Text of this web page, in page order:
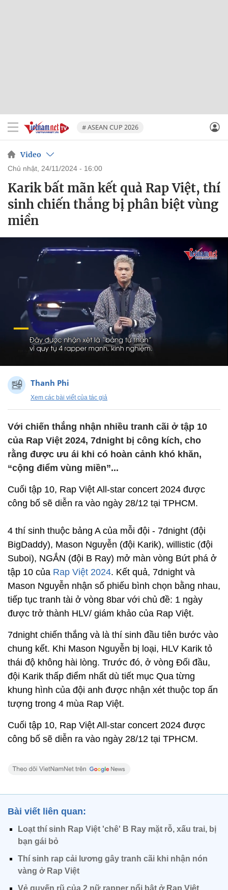
# ASEAN CUP 2026
Video
chủ nhật, 24/11/2024 - 16:00
Karik bất mãn kết quả Rap Việt, thí
sinh chiến thắng bị phân biệt vùng
miền
Thanh Phi
Xem các bài viết của tác giả
Với chiến thắng nhận nhiều tranh cãi ở tập 10
của Rap Việt 2024, 7dnight bị công kích, cho
rằng được ưu ái khi có hoàn cảnh khó khăn,
“cộng điểm vùng miền”...
Cuối tập 10, Rap Việt All-star concert 2024 được
công bố sẽ diễn ra vào ngày 28/12 tại TPHCM.
4 thí sinh thuộc bảng A của mỗi đội - 7dnight (đội
BigDaddy), Mason Nguyễn (đội Karik), willistic (đội
Suboi), NGẮN (đội B Ray) mở màn vòng Bứt phá ở
tập 10 của Rap Việt 2024. Kết quả, 7dnight và
Mason Nguyễn nhận số phiếu bình chọn bằng nhau,
tiếp tục tranh tài ở vòng 8bar với chủ đề: 1 ngày
được trở thành HLV/ giám khảo của Rap Việt.
7dnight chiến thắng và là thí sinh đầu tiên bước vào
chung kết. Khi Mason Nguyễn bị loại, HLV Karik tỏ
thái độ không hài lòng. Trước đó, ở vòng Đối đầu,
đội Karik thấp điểm nhất dù tiết mục Qua từng
khung hình của đội anh được nhận xét thuộc top ấn
tượng trong 4 mùa Rap Việt.
Cuối tập 10, Rap Việt All-star concert 2024 được
công bố sẽ diễn ra vào ngày 28/12 tại TPHCM.
Bài viết liên quan:
Loạt thí sinh Rap Việt 'chê' B Ray mặt rỗ, xấu trai, bị
bạn gái bỏ
Thí sinh rap cải lương gây tranh cãi khi nhận nón
vàng ở Rap Việt
Vẻ quyến rũ của 2 nữ rapper nổi bật ở Rap Việt